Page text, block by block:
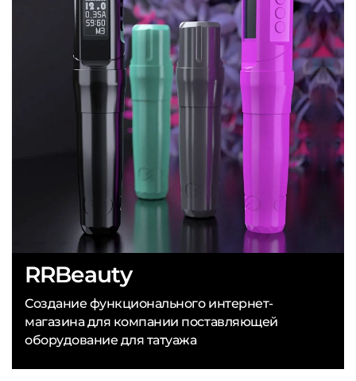
RRBeauty
Создание функционального интернет-
магазина для компании поставляющей
оборудование для татуажа